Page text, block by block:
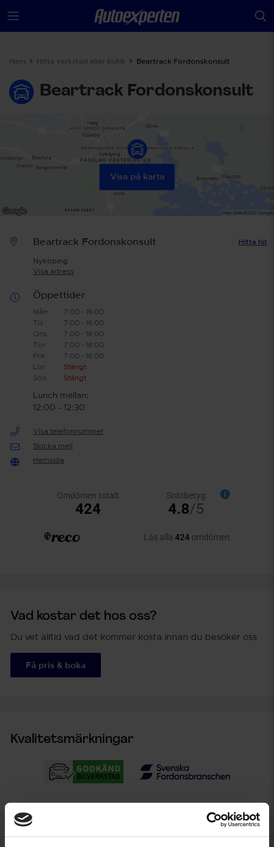
Hem Hitta verkstad eller butik Beartrack Fordonskonsult
Beartrack Fordonskonsult
Visa på karta
Beartrack Fordonskonsult
Nyköping
Visa adress
Hitta hit
Öppettider
Mån
7:00 - 16:00
Tis
7:00 - 16:00
Ons
7:00 - 16:00
Tor
7:00 - 16:00
Fre
7:00 - 16:00
Lör
Stängt
Sön
Stängt
Lunch mellan:
12:00 - 12:30
Visa telefonnummer
Skicka mejl
Hemsida
Vad kostar det hos oss?
Du vet alltid vad det kommer kosta innan du besöker oss
Få pris & boka
Kvalitetsmärkningar